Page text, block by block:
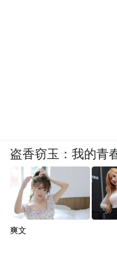
盗香窃玉：我的青
爽文